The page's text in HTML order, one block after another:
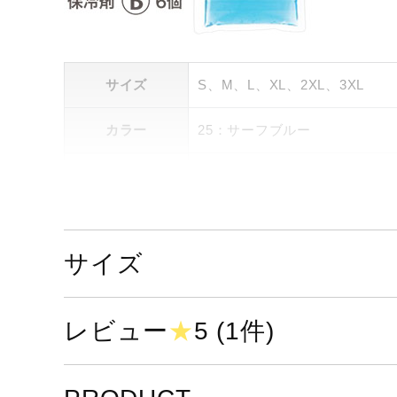
サイズ S、M、L、XL、2XL、3XL
カラー 25：サーフブルー
ニット部：ナイロン83％、ポ
水、不凍液、防腐剤
サイズ
レビュー★5 (1件)